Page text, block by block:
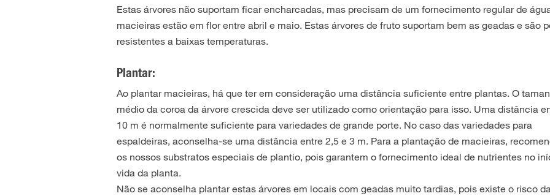
Estas árvores não suportam ficar encharcadas, mas precisam de um fornecimento regular de
macieiras estão em flor entre abril e maio. Estas árvores de fruto suportam bem as geadas e são
resistentes a baixas temperaturas.
Plantar:
Ao plantar macieiras, há que ter em consideração uma distância suficiente entre plantas. O
médio da coroa da árvore crescida deve ser utilizado como orientação para isso. Uma distância
10 m é normalmente suficiente para variedades de grande porte. No caso das variedades para
espaldeiras, aconselha-se uma distância entre 2,5 e 3 m. Para a plantação de macieiras,
os nossos substratos especiais de plantio, pois garantem o fornecimento ideal de nutrientes no
vida da planta.
Não se aconselha plantar estas árvores em locais com geadas muito tardias, pois existe o risco